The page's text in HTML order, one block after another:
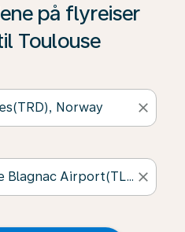
på flyreiser
Toulouse
close
close